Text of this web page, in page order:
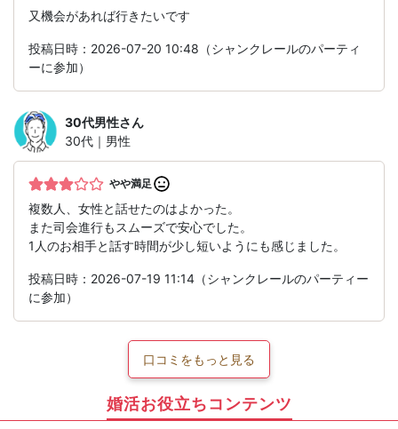
又機会があれば行きたいです
投稿日時：2026-07-20 10:48（シャンクレールのパーティ
ーに参加）
30代男性さん
30代｜男性
やや満足
複数人、女性と話せたのはよかった。
また司会進行もスムーズで安心でした。
1人のお相手と話す時間が少し短いようにも感じました。
投稿日時：2026-07-19 11:14（シャンクレールのパーティー
に参加）
口コミをもっと見る
婚活お役立ちコンテンツ